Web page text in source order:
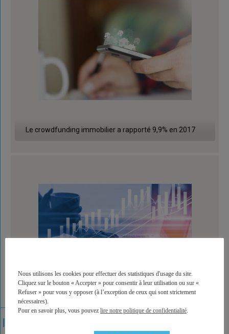
Le crowdfunding immobilier a rapporté 9,9% en 2017
Le palmarès des placements 2017 - 2018
Nous utilisons les cookies pour effectuer des statistiques d'usage du site.
Cliquez sur le bouton « Accepter » pour consentir à leur utilisation ou sur «
Refuser » pour vous y opposer (à l’exception de ceux qui sont strictement
nécessaires).
Pour en savoir plus, vous pouvez lire notre politique de confidentialité.